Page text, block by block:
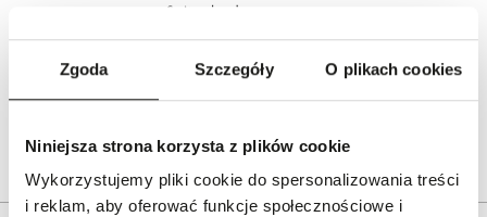
Zgoda Szczegóły O plikach cookies
Niniejsza strona korzysta z plików cookie
Wykorzystujemy pliki cookie do spersonalizowania treści
i reklam, aby oferować funkcje społecznościowe i
Switzerland
www.certina.com
Dystrybutor:
W.KRUK S.A
ul. Pilotów 10, 31-462 Kraków
Bezpieczeństwo:
Informacje o bezpieczeństwie